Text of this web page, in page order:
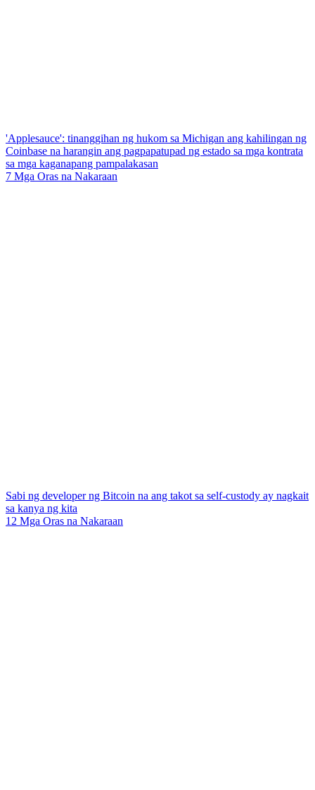
'Applesauce': tinanggihan ng hukom sa Michigan ang kahilingan ng
Coinbase na harangin ang pagpapatupad ng estado sa mga kontrata
sa mga kaganapang pampalakasan
7 Mga Oras na Nakaraan
Sabi ng developer ng Bitcoin na ang takot sa self-custody ay nagkait
sa kanya ng kita
12 Mga Oras na Nakaraan